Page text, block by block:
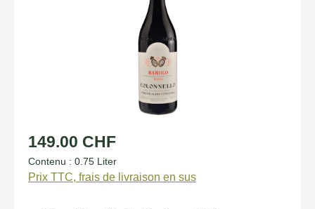
Prix régulier :
149.00 CHF
Contenu : 0.75 Liter
Prix TTC, frais de livraison en sus